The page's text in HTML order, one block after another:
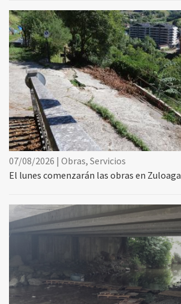
07/08/2026 | Obras, Servicios
El lunes comenzarán las obras en Zuloaga